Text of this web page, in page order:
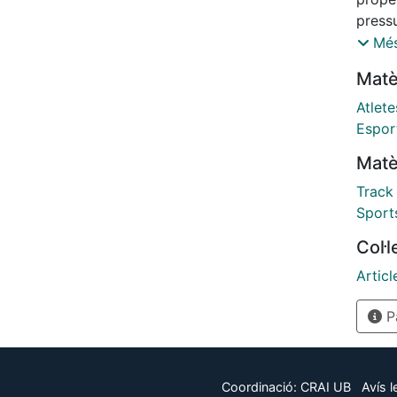
from
back
item
Coordinació: CRAI UB Avís